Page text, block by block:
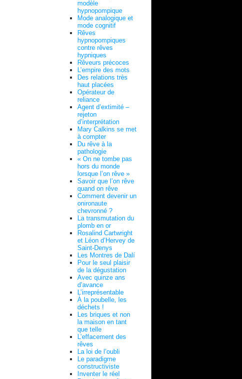
modèle
hypnopompique
Mode analogique et
mode cognitif
Rêves
hypnopompiques
contre rêves
hypniques
Rêveurs précoces
L’empire des mots
Des relations très
haut placées
Opérateur de
reliance
Agent d’extimité –
rejeton
d’interprétation
Mary Calkins se met
à compter
Du rêve à la
pathologie
« On ne tombe pas
hors du monde
lorsque l’on rêve »
Savoir que l’on rêve
quand on rêve
Comment devenir un
onironaute
chevronné ?
La transmutation du
plomb en or
Rosalind Cartwright
et Léon d’Hervey de
Saint-Denys
Les Montres de Dalí
Pour le seul plaisir
de la dégustation
Avec quinze ans
d’avance
L’irreprésentable
À la poubelle, les
déchets !
Les briques et non
la maison en tant
que telle
L’effacement des
rêves
La loi de l’oubli
Le paradigme
constructiviste
Inventer le réel